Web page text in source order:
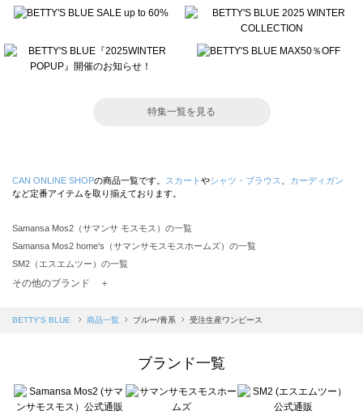
特集一覧を見る
CAN ONLINE SHOPの商品一覧です。 スカート やシャツ・ブラウス
カーディガン
など定番アイテムを取り揃えております。
Samansa Mos2（サマンサ モスモス）の一覧
Samansa Mos2 home's（サマンサモスモスホームズ）の一覧
SM2（エスエムツー）の一覧
TSUHARU by Samansa Mos2（ツハルバイサマンサモスモス）の一覧
Samansa Mos2 blue（サマンサモスモス ブルー）の一覧
Te chichi（テチチ）の一覧
Te chichi CLASSIC（テチチ クラシック）の一覧
その他のブランド ＋
BETTY'S BLUE 商品一覧 ブルー/青系 受注生産ワンピース
ブランド一覧